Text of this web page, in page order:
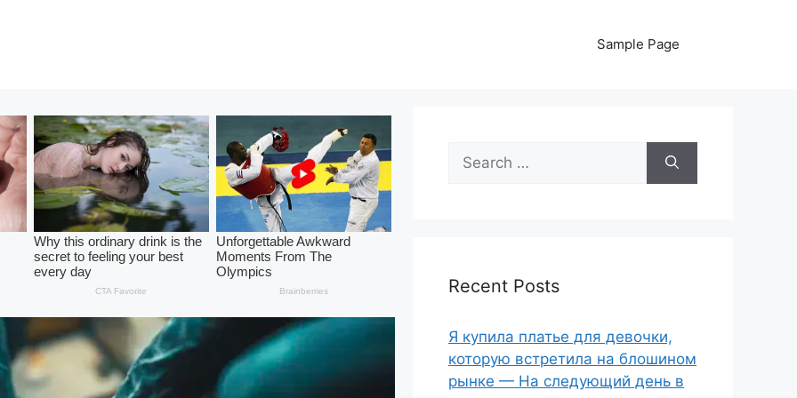
Sample Page
Search
for:
Recent Posts
Я купила платье для девочки,
которую встретила на блошином
рынке — На следующий день в